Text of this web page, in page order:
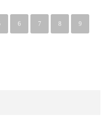
6 7 8 9